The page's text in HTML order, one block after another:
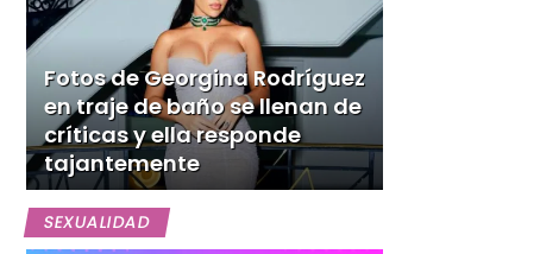
Fotos de Georgina Rodríguez
en traje de baño se llenan de
críticas y ella responde
tajantemente
SEXUALIDAD